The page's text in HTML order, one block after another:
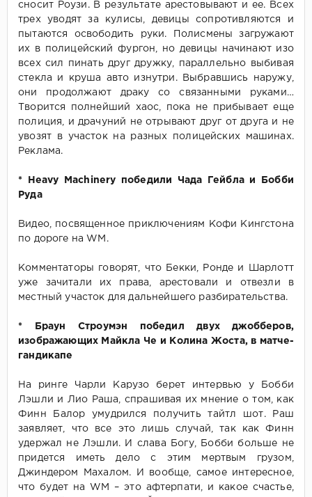
сносит Роузи. В результате арестовывают и ее. Всех
трех уводят за кулисы, девицы сопротивляются и
пытаются освободить руки. Полисмены загружают
их в полицейский фургон, но девицы начинают изо
всех сил пинать друг дружку, параллельно выбивая
стекла и круша авто изнутри. Выбравшись наружу,
они продолжают драку со связанными руками…
Творится полнейший хаос, пока не прибывает еще
полиция, и драчуний не отрывают друг от друга и не
увозят в участок на разных полицейских машинах.
Реклама.
* Heavy Machinery победили Чада Гейбла и Бобби
Руда
Видео, посвященное приключениям Кофи Кингстона
по дороге на WM.
Комментаторы говорят, что Бекки, Ронде и Шарлотт
уже зачитали их права, арестовали и отвезли в
местный участок для дальнейшего разбирательства.
* Браун Строумэн победил двух джобберов,
изображающих Майкла Че и Колина Жоста, в матче-
гандикапе
На ринге Чарли Карузо берет интервью у Бобби
Лэшли и Лио Раша, спрашивая их мнение о том, как
Финн Балор умудрился получить тайтл шот. Раш
заявляет, что все это лишь случай, так как Финн
удержал не Лэшли. И слава Богу, Бобби больше не
придется иметь дело с этим мертвым грузом,
Джиндером Махалом. И вообще, самое интересное,
что будет на WM – это афтерпати, и какое счастье,